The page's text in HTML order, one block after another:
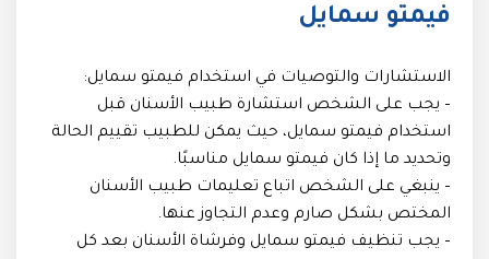
فيمتو سمايل
الاستشارات والتوصيات في استخدام فيمتو سمايل:
– يجب على الشخص استشارة طبيب الأسنان قبل
استخدام فيمتو سمايل، حيث يمكن للطبيب تقييم الحالة
وتحديد ما إذا كان فيمتو سمايل مناسبًا.
– ينبغي على الشخص اتباع تعليمات طبيب الأسنان
المختص بشكل صارم وعدم التجاوز عنها.
– يجب تنظيف فيمتو سمايل وفرشاة الأسنان بعد كل